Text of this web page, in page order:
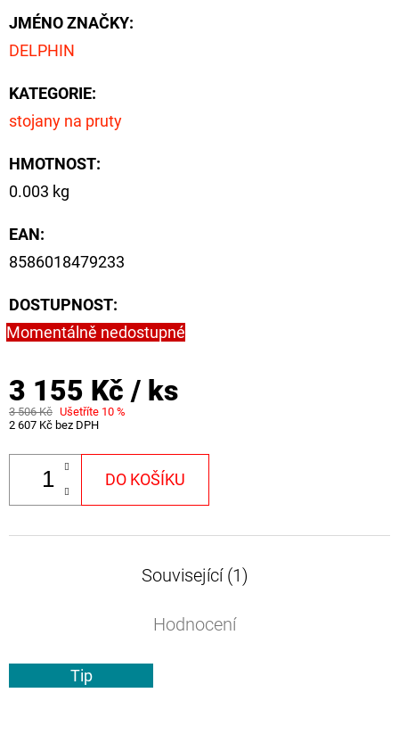
JMÉNO ZNAČKY:
DELPHIN
KATEGORIE:
stojany na pruty
HMOTNOST:
0.003 kg
EAN:
8586018479233
DOSTUPNOST:
Momentálně nedostupné
3 155 Kč / ks
3 506 Kč Ušetříte 10 %
2 607 Kč bez DPH
DO KOŠÍKU
Související (1)
Hodnocení
Tip